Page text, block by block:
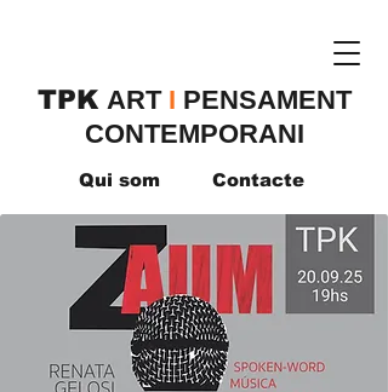
TPK ​ART I PENSAMENT
CONTEMPORANI
Qui som Contacte